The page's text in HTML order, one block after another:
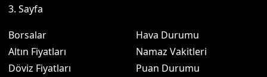
3. Sayfa
Borsalar
Altın Fiyatları
Döviz Fiyatları
Hava Durumu
Namaz Vakitleri
Puan Durumu